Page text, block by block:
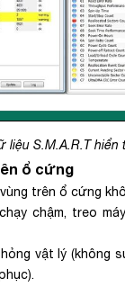
liệu S.M.A.R.T hiển
ổ cứng
trên ổ cứng
chậm, treo
vật lý (không